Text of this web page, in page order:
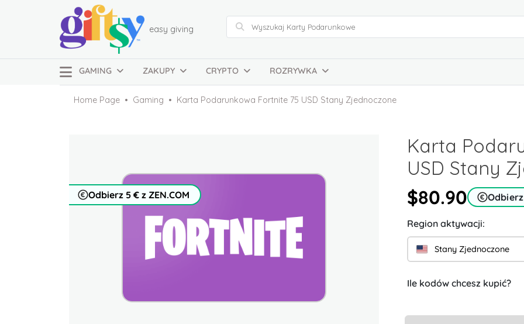
easy giving
GAMING ZAKUPY CRYPTO ROZRYWKA
Home Page Gaming Karta Podarunkowa Fortnite 75 USD Stany Zjednoczone
Odbierz 5 € z ZEN.COM
Karta
USD Stany
$80.90
Odbierz
Region aktywacji:
Stany Zjednoczone
Ile kodów chcesz kupić?